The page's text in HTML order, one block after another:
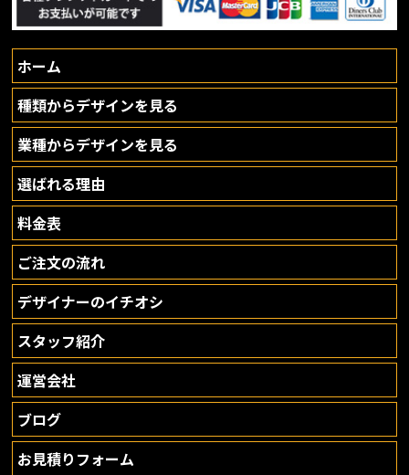
ホーム
種類からデザインを見る
業種からデザインを見る
選ばれる理由
料金表
ご注文の流れ
デザイナーのイチオシ
スタッフ紹介
運営会社
ブログ
お見積りフォーム